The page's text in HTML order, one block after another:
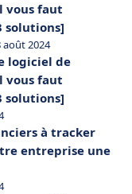
vous faut
solutions]
août 2024
logiciel de
vous faut
solutions]
à tracker
entreprise une